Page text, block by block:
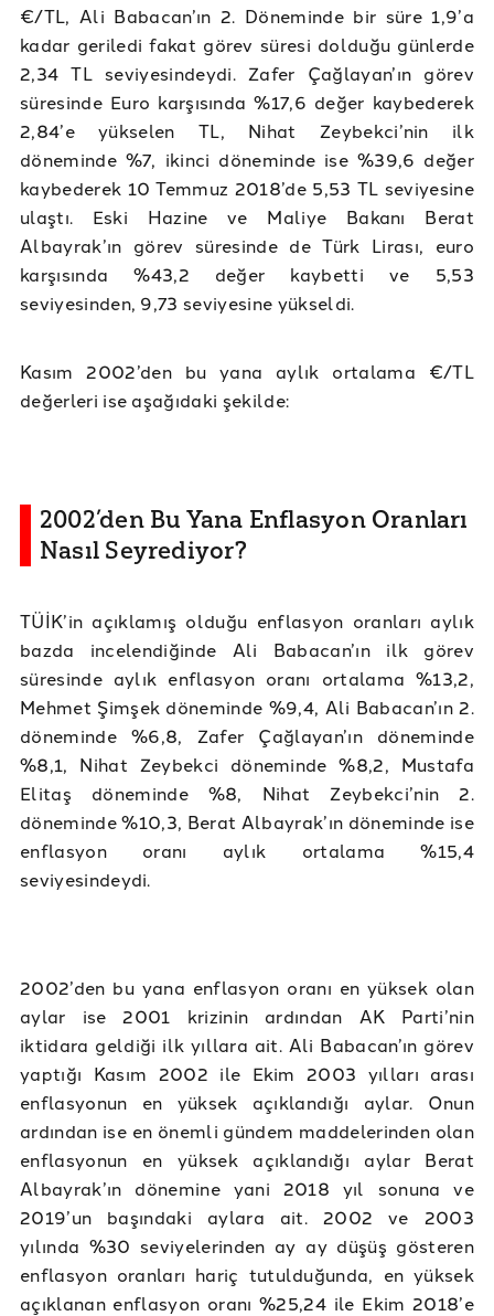
€/TL, Ali Babacan’ın 2. Döneminde bir süre 1,9’a
kadar geriledi fakat görev süresi dolduğu günlerde
2,34 TL seviyesindeydi. Zafer Çağlayan’ın görev
süresinde Euro karşısında %17,6 değer kaybederek
2,84’e yükselen TL, Nihat Zeybekci’nin ilk
döneminde %7, ikinci döneminde ise %39,6 değer
kaybederek 10 Temmuz 2018’de 5,53 TL seviyesine
ulaştı. Eski Hazine ve Maliye Bakanı Berat
Albayrak’ın görev süresinde de Türk Lirası, euro
karşısında %43,2 değer kaybetti ve 5,53
seviyesinden, 9,73 seviyesine yükseldi.
Kasım 2002’den bu yana aylık ortalama €/TL
değerleri ise aşağıdaki şekilde:
2002’den Bu Yana Enflasyon Oranları
Nasıl Seyrediyor?
TÜİK’in açıklamış olduğu enflasyon oranları aylık
bazda incelendiğinde Ali Babacan’ın ilk görev
süresinde aylık enflasyon oranı ortalama %13,2,
Mehmet Şimşek döneminde %9,4, Ali Babacan’ın 2.
döneminde %6,8, Zafer Çağlayan’ın döneminde
%8,1, Nihat Zeybekci döneminde %8,2, Mustafa
Elitaş döneminde %8, Nihat Zeybekci’nin 2.
döneminde %10,3, Berat Albayrak’ın döneminde ise
enflasyon oranı aylık ortalama %15,4
seviyesindeydi.
2002’den bu yana enflasyon oranı en yüksek olan
aylar ise 2001 krizinin ardından AK Parti’nin
iktidara geldiği ilk yıllara ait. Ali Babacan’ın görev
yaptığı Kasım 2002 ile Ekim 2003 yılları arası
enflasyonun en yüksek açıklandığı aylar. Onun
ardından ise en önemli gündem maddelerinden olan
enflasyonun en yüksek açıklandığı aylar Berat
Albayrak’ın dönemine yani 2018 yıl sonuna ve
2019’un başındaki aylara ait. 2002 ve 2003
yılında %30 seviyelerinden ay ay düşüş gösteren
enflasyon oranları hariç tutulduğunda, en yüksek
açıklanan enflasyon oranı %25,24 ile Ekim 2018’e